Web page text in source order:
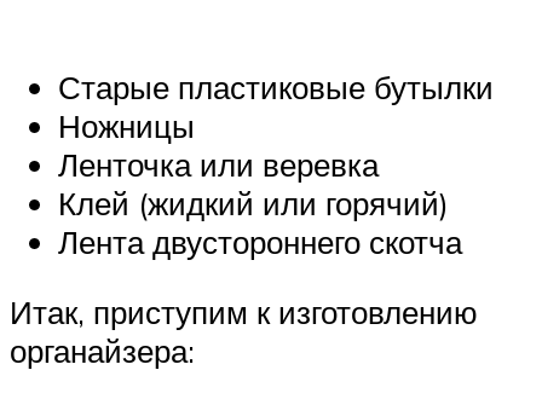
Старые пластиковые бутылки
Ножницы
Ленточка или веревка
Клей (жидкий или горячий)
Лента двустороннего скотча
Итак, приступим к изготовлению
органайзера: